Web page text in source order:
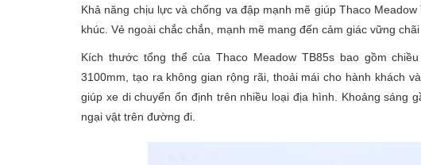
Khả năng chịu lực và chống va đập mạnh mẽ giúp Thaco
khúc. Vẻ ngoài chắc chắn, mạnh mẽ mang đến cảm giác vững
Kích thước tổng thể của Thaco Meadow TB85s bao gồm
3100mm, tạo ra không gian rộng rãi, thoải mái cho hành khách
giúp xe di chuyển ổn định trên nhiều loại địa hình. Khoảng sáng
ngại vật trên đường đi.